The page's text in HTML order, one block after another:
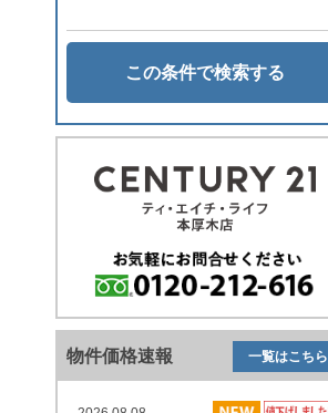
この条件で検索する
物件価格速報 一覧はこちら